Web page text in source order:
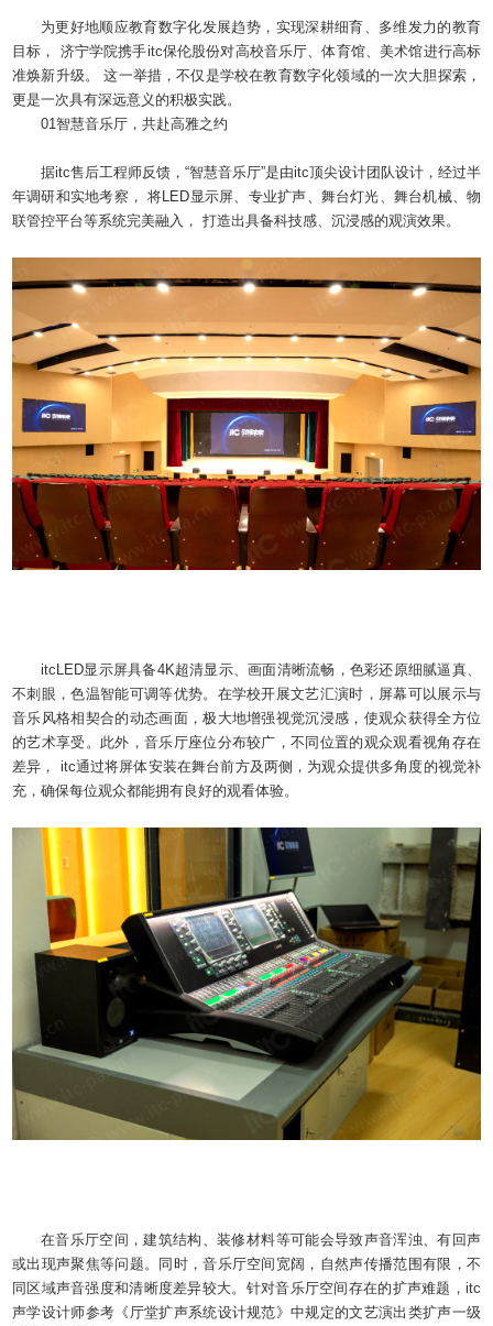
为更好地顺应教育数字化发展趋势，实现深耕细育、多维发力的教育
目标， 济宁学院携手itc保伦股份对高校音乐厅、体育馆、美术馆进行高标
准焕新升级。 这一举措，不仅是学校在教育数字化领域的一次大胆探索，
更是一次具有深远意义的积极实践。
01智慧音乐厅，共赴高雅之约
据itc售后工程师反馈，“智慧音乐厅”是由itc顶尖设计团队设计，经过半
年调研和实地考察， 将LED显示屏、专业扩声、舞台灯光、舞台机械、物
联管控平台等系统完美融入， 打造出具备科技感、沉浸感的观演效果。
itcLED显示屏具备4K超清显示、画面清晰流畅，色彩还原细腻逼真、
不刺眼，色温智能可调等优势。在学校开展文艺汇演时，屏幕可以展示与
音乐风格相契合的动态画面，极大地增强视觉沉浸感，使观众获得全方位
的艺术享受。此外，音乐厅座位分布较广，不同位置的观众观看视角存在
差异， itc通过将屏体安装在舞台前方及两侧，为观众提供多角度的视觉补
充，确保每位观众都能拥有良好的观看体验。
在音乐厅空间，建筑结构、装修材料等可能会导致声音浑浊、有回声
或出现声聚焦等问题。同时，音乐厅空间宽阔，自然声传播范围有限，不
同区域声音强度和清晰度差异较大。针对音乐厅空间存在的扩声难题，itc
声学设计师参考《厅堂扩声系统设计规范》中规定的文艺演出类扩声一级